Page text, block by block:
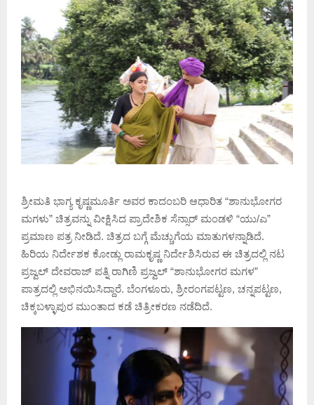
ಶ್ರೀಮತಿ ಭಾಗ್ಯ ಕೃಷ್ಣಮೂರ್ತಿ ಅವರ ಕಾದಂಬರಿ ಆಧಾರಿತ “ಶಾನುಭೋಗರ
ಮಗಳು” ಚಿತ್ರವನ್ನು ವೀಕ್ಷಿಸಿದ ಪ್ರಾದೇಶಿಕ ಸೆನ್ಸಾರ್ ಮಂಡಳಿ “ಯು/ಎ”
ಪ್ರಮಾಣ ಪತ್ರ ನೀಡಿದೆ. ಚಿತ್ರದ ಬಗ್ಗೆ ಮೆಚ್ಚುಗೆಯ ಮಾತುಗಳನ್ನಾಡಿದೆ.
ಹಿರಿಯ ನಿರ್ದೇಶಕ ಕೋಡ್ಲು ರಾಮಕೃಷ್ಣ ನಿರ್ದೇಶಿಸಿರುವ ಈ ಚಿತ್ರದಲ್ಲಿ ನಟ
ಪ್ರಜ್ವಲ್ ದೇವರಾಜ್ ಪತ್ನಿ ರಾಗಿಣಿ ಪ್ರಜ್ವಲ್ “ಶಾನುಭೋಗರ ಮಗಳ”
ಪಾತ್ರದಲ್ಲಿ ಅಭಿನಯಿಸಿದ್ದಾರೆ. ಬೆಂಗಳೂರು, ಶ್ರೀರಂಗಪಟ್ಟಣ, ಚನ್ನಪಟ್ಟಣ,
ಚಿಕ್ಕಬಳ್ಳಾಪುರ ಮುಂತಾದ ಕಡೆ ಚಿತ್ರೀಕರಣ ನಡೆದಿದೆ.